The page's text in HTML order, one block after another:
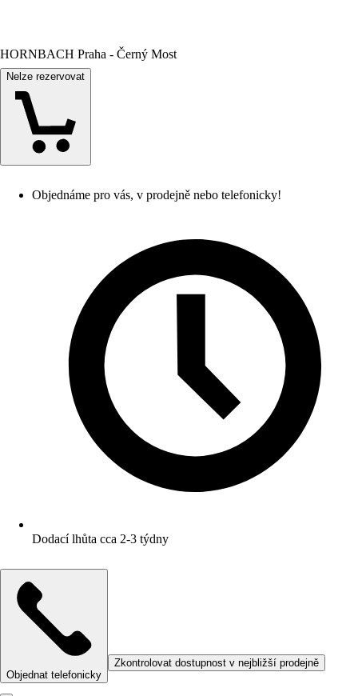
HORNBACH Praha - Černý Most
Nelze rezervovat
Objednáme pro vás, v prodejně nebo telefonicky!
Dodací lhůta cca 2-3 týdny
Objednat telefonicky
Zkontrolovat dostupnost v nejbližší prodejně